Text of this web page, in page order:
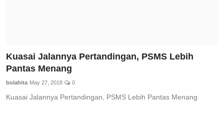
Kuasai Jalannya Pertandingan, PSMS Lebih
Pantas Menang
bolahita May 27, 2018 0
Kuasai Jalannya Pertandingan, PSMS Lebih Pantas Menang